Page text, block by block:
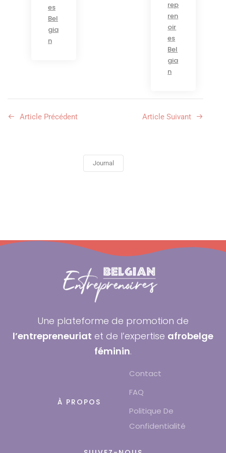
es
Bel
gia
n
rep
ren
oir
es
Bel
gia
n
Article Précédent Article Suivant
Journal
Une plateforme de promotion de
l’entrepreneuriat et de l’expertise afrobelge
féminin.
À PROPOS
Contact
FAQ
Politique De
Confidentialité